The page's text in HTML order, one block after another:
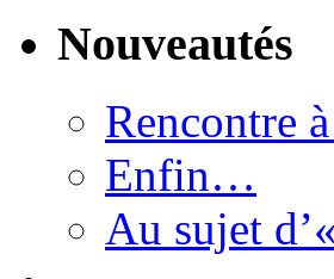
Nouveautés
Rencontre
Enfin…
Au sujet